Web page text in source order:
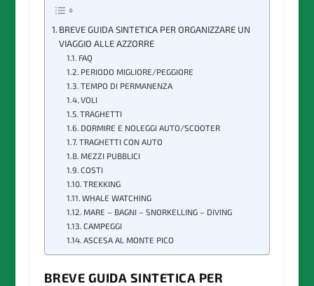
BREVE GUIDA SINTETICA PER ORGANIZZARE UN
VIAGGIO ALLE AZZORRE
FAQ
PERIODO MIGLIORE/PEGGIORE
TEMPO DI PERMANENZA
VOLI
TRAGHETTI
DORMIRE E NOLEGGI AUTO/SCOOTER
TRAGHETTI CON AUTO
MEZZI PUBBLICI
COSTI
TREKKING
WHALE WATCHING
MARE – BAGNI – SNORKELLING – DIVING
CAMPEGGI
ASCESA AL MONTE PICO
BREVE GUIDA SINTETICA PER